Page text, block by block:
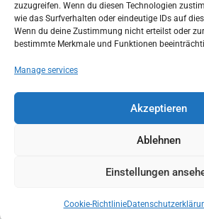
zuzugreifen. Wenn du diesen Technologien
wie das Surfverhalten oder eindeutige IDs auf
Wenn du deine Zustimmung nicht erteilst oder
bestimmte Merkmale und Funktionen
Manage services
Akzeptieren
Ablehnen
Einstellungen
Cookie-Richtlinie
NOTFALL
slides_column="4"]